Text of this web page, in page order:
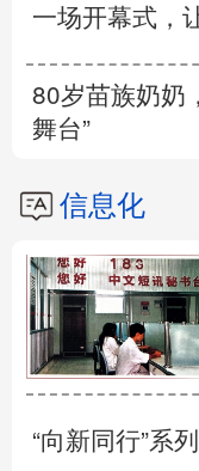
一场开幕式，
80岁苗族奶奶
舞台”
信息化
“向新同行”系